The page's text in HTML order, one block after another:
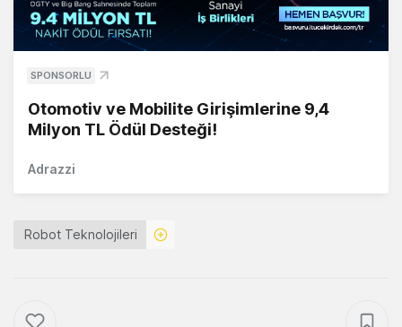
SPONSORLU
Otomotiv ve Mobilite Girişimlerine 9,4
Milyon TL Ödül Desteği!
Adrazzi
Robot Teknolojileri